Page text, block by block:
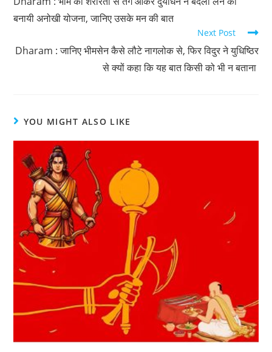
बनायी अनोखी योजना, जानिए उसके मन की बात
Next Post
Dharam : जानिए भीमसेन कैसे लौटे नागलोक से, फिर विदुर ने युधिष्ठिर
से क्यों कहा कि यह बात किसी को भी न बताना
YOU MIGHT ALSO LIKE